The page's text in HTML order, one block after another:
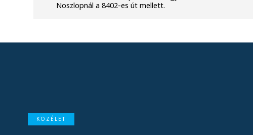
Noszlopnál a 8402-es út mellett.
KÖZÉLET